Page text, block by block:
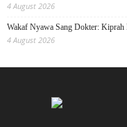
4 August 2026
Wakaf Nyawa Sang Dokter:
4 August 2026